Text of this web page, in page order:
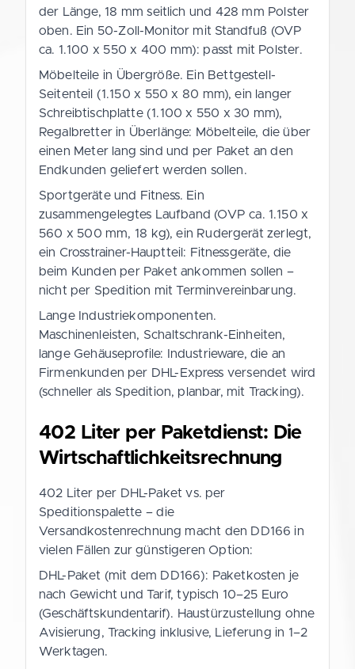
der Länge, 18 mm seitlich und 428 mm Polster
oben. Ein 50-Zoll-Monitor mit Standfuß (OVP
ca. 1.100 x 550 x 400 mm): passt mit Polster.
Möbelteile in Übergröße. Ein Bettgestell-
Seitenteil (1.150 x 550 x 80 mm), ein langer
Schreibtischplatte (1.100 x 550 x 30 mm),
Regalbretter in Überlänge: Möbelteile, die über
einen Meter lang sind und per Paket an den
Endkunden geliefert werden sollen.
Sportgeräte und Fitness. Ein
zusammengelegtes Laufband (OVP ca. 1.150 x
560 x 500 mm, 18 kg), ein Rudergerät zerlegt,
ein Crosstrainer-Hauptteil: Fitnessgeräte, die
beim Kunden per Paket ankommen sollen –
nicht per Spedition mit Terminvereinbarung.
Lange Industriekomponenten.
Maschinenleisten, Schaltschrank-Einheiten,
lange Gehäuseprofile: Industrieware, die an
Firmenkunden per DHL-Express versendet wird
(schneller als Spedition, planbar, mit Tracking).
402 Liter per Paketdienst: Die
Wirtschaftlichkeitsrechnung
402 Liter per DHL-Paket vs. per
Speditionspalette – die
Versandkostenrechnung macht den DD166 in
vielen Fällen zur günstigeren Option:
DHL-Paket (mit dem DD166): Paketkosten je
nach Gewicht und Tarif, typisch 10–25 Euro
(Geschäftskundentarif). Haustürzustellung ohne
Avisierung, Tracking inklusive, Lieferung in 1–2
Werktagen.